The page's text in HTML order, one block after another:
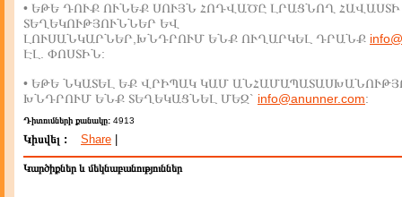
• ԵԹԵ ԴՈՒՔ ՈՒՆԵՔ ՍՈՒՅՆ ՀՈԴՎԱԾԸ ԼՐԱՑՆՈՂ ՀԱՎԱՍՏԻ
ՏԵՂԵԿՈՒԹՅՈՒՆՆԵՐ ԵՎ
ԼՈՒՍԱՆԿԱՐՆԵՐ,ԽՆԴՐՈՒՄ ԵՆՔ ՈՒՂԱՐԿԵԼ ԴՐԱՆՔ
ԷԼ. ՓՈՍՏԻՆ:
• ԵԹԵ ՆԿԱՏԵԼ ԵՔ ՎՐԻՊԱԿ ԿԱՄ
ԽՆԴՐՈՒՄ ԵՆՔ ՏԵՂԵԿԱՑՆԵԼ ՄԵԶ` info@anunner.com:
Դիտումների քանակը: 4913
Կիսվել : Share
Կարծիքներ և մեկնաբանություններ